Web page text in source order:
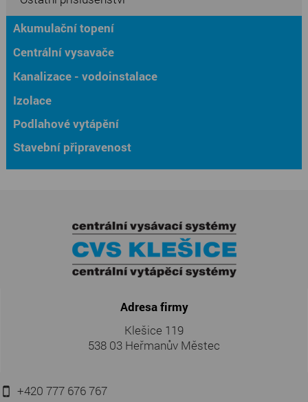
Akumulační topení
Centrální vysavače
Kanalizace - vodoinstalace
Izolace
Podlahové vytápění
Stavební připravenost
Adresa firmy
Klešice 119
538 03 Heřmanův Městec
+420 777 676 767